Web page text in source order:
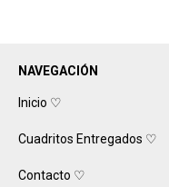
NAVEGACIÓN
Inicio ♡
Cuadritos Entregados ♡
Contacto ♡